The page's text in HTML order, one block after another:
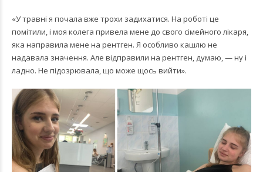
«У травні я почала вже трохи задихатися. На роботі це
помітили, і моя колега привела мене до свого сімейного лікаря,
яка направила мене на рентген. Я особливо кашлю не
надавала значення. Але відправили на рентген, думаю, — ну і
ладно. Не підозрювала, що може щось вийти».